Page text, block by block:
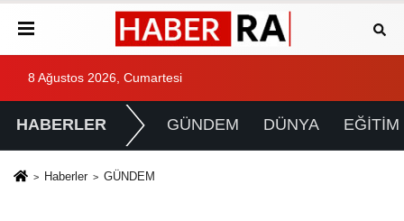
8 Ağustos 2026, Cumartesi
HABERLER GÜNDEM DÜNYA EĞİTİM
Haberler GÜNDEM